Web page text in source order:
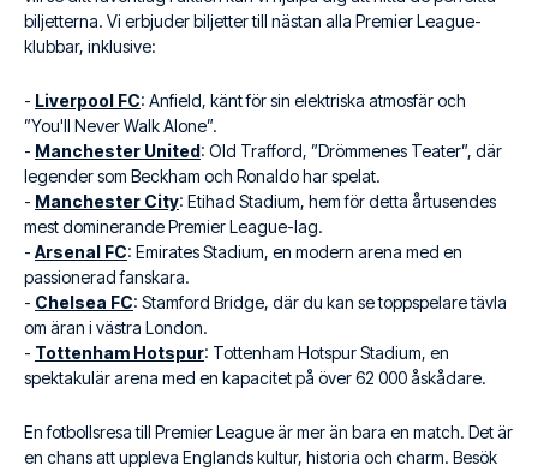
biljetterna. Vi erbjuder biljetter till nästan alla Premier League-
klubbar, inklusive:
- Liverpool FC: Anfield, känt för sin elektriska atmosfär och
”You'll Never Walk Alone”.
- Manchester United: Old Trafford, ”Drömmenes Teater”, där
legender som Beckham och Ronaldo har spelat.
- Manchester City: Etihad Stadium, hem för detta årtusendes
mest dominerande Premier League-lag.
- Arsenal FC: Emirates Stadium, en modern arena med en
passionerad fanskara.
- Chelsea FC: Stamford Bridge, där du kan se toppspelare tävla
om äran i västra London.
- Tottenham Hotspur: Tottenham Hotspur Stadium, en
spektakulär arena med en kapacitet på över 62 000 åskådare.
En fotbollsresa till Premier League är mer än bara en match. Det är
en chans att uppleva Englands kultur, historia och charm. Besök